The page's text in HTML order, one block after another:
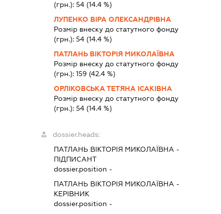
(грн.):54 (14.4 %)
ЛУПЕНКО ВІРА ОЛЕКСАНДРІВНА
Розмір внеску до статутного фонду
(грн.):54 (14.4 %)
ПАТЛАНЬ ВІКТОРІЯ МИКОЛАЇВНА
Розмір внеску до статутного фонду
(грн.):159 (42.4 %)
ОРЛІКОВСЬКА ТЕТЯНА ІСАКІВНА
Розмір внеску до статутного фонду
(грн.):54 (14.4 %)
dossier.heads:
ПАТЛАНЬ ВІКТОРІЯ МИКОЛАЇВНА -
ПІДПИСАНТ
dossier.position -
ПАТЛАНЬ ВІКТОРІЯ МИКОЛАЇВНА -
КЕРІВНИК
dossier.position -